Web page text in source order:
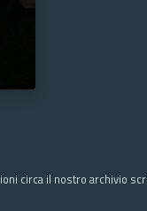
circa il nostro archivio